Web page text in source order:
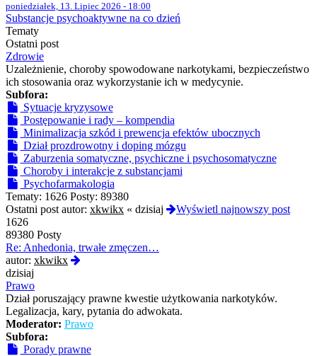
poniedziałek, 13. Lipiec 2026 - 18:00
Substancje psychoaktywne na co dzień
Tematy
Ostatni post
Zdrowie
Uzależnienie, choroby spowodowane narkotykami, bezpieczeństwo
ich stosowania oraz wykorzystanie ich w medycynie.
Subfora:
Sytuacje kryzysowe
Postępowanie i rady – kompendia
Minimalizacja szkód i prewencja efektów ubocznych
Dział prozdrowotny i doping mózgu
Zaburzenia somatyczne, psychiczne i psychosomatyczne
Choroby i interakcje z substancjami
Psychofarmakologia
Tematy: 1626 Posty: 89380
Ostatni post autor: xkwikx « dzisiaj
Wyświetl najnowszy post
1626
89380 Posty
Re: Anhedonia, trwałe zmęczen…
autor: xkwikx
dzisiaj
Prawo
Dział poruszający prawne kwestie użytkowania narkotyków.
Legalizacja, kary, pytania do adwokata.
Moderator: Prawo
Subfora:
Porady prawne